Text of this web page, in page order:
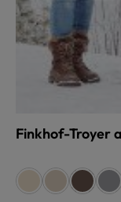
Finkhof-Troyer
Farbenaturweiß
beige braun